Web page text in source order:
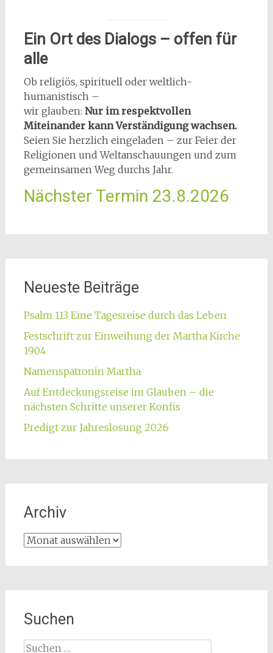
Ein Ort des Dialogs – offen für
alle
Ob religiös, spirituell oder weltlich-
humanistisch –
wir glauben: Nur im respektvollen
Miteinander kann Verständigung wachsen.
Seien Sie herzlich eingeladen – zur Feier der
Religionen und Weltanschauungen und zum
gemeinsamen Weg durchs Jahr.
Nächster Termin 23.8.2026
Neueste Beiträge
Psalm 113 Eine Tagesreise durch das Leben
Festschrift zur Einweihung der Martha Kirche
1904
Namenspatronin Martha
Auf Entdeckungsreise im Glauben – die
nächsten Schritte unserer Konfis
Predigt zur Jahreslosung 2026
Archiv
Archiv
Suchen
Suchen